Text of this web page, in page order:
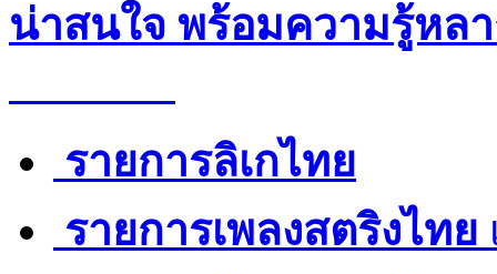
น่าสนใจ พร้อมความรู้หล
รายการลิเกไทย
รายการเพลงสตริงไทย